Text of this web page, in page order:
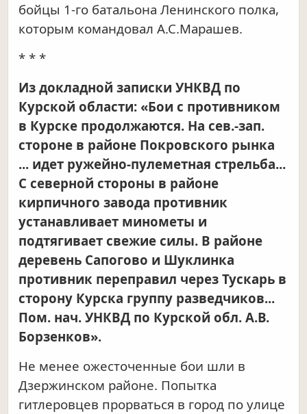
бойцы 1-го батальона Ленинского полка,
которым командовал А.С.Марашев.
* * *
Из докладной записки УНКВД по
Курской области: «Бои с противником
в Курске продолжаются. На сев.-зап.
стороне в районе Покровского рынка
... идет ружейно-пулеметная стрельба...
С северной стороны в районе
кирпичного завода противник
устанавливает минометы и
подтягивает свежие силы. В районе
деревень Сапогово и Шуклинка
противник переправил через Тускарь в
сторону Курска группу разведчиков...
Пом. нач. УНКВД по Курской обл. А.В.
Борзенков».
Не менее ожесточенные бои шли в
Дзержинском районе. Попытка
гитлеровцев прорваться в город по улице